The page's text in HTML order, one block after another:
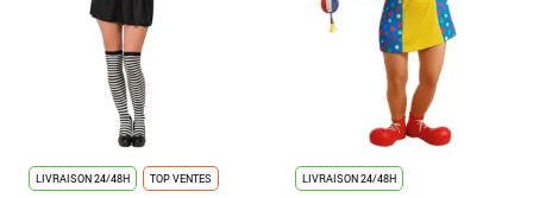
LIVRAISON 24/48H TOP VENTES LIVRAISON 24/48H